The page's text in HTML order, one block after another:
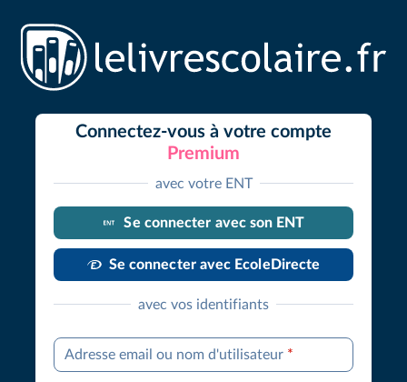
Connectez-vous à votre compte
Premium
avec votre ENT
Se connecter avec son ENT
Se connecter avec EcoleDirecte
avec vos identifiants
Adresse email ou nom d'utilisateur *